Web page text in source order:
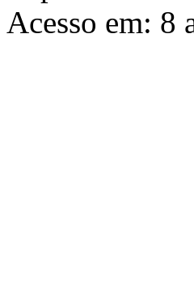
Acesso em: 8